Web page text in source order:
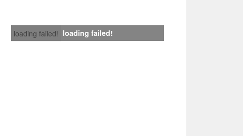
loading failed! loading failed!